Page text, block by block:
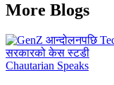
More Blogs
Chautarian Speaks